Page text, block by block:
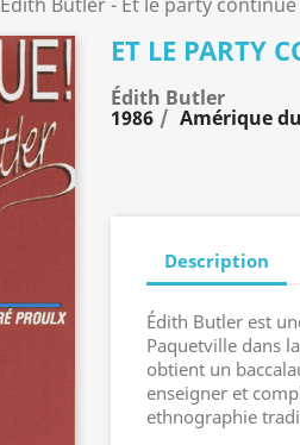
ET LE PARTY
Édith Butler
1986 Amérique
Description
Édith Butler est
Paquetville dans
obtient un
enseigner et
ethnographie